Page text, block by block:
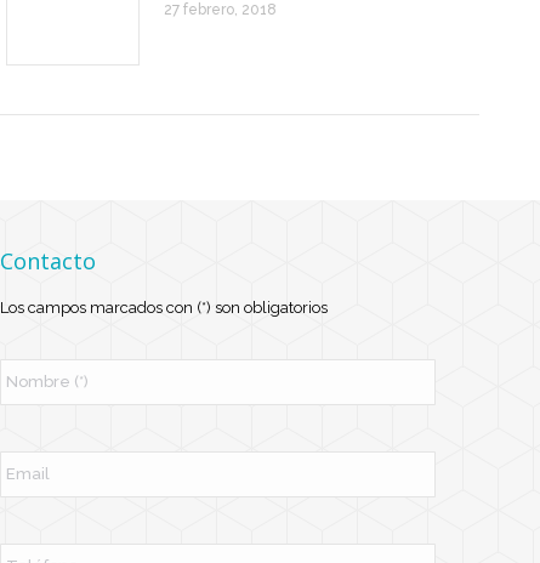
27 febrero, 2018
Contacto
Los campos marcados con (*) son obligatorios
o
em